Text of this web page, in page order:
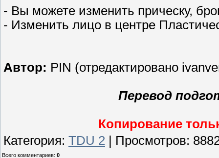
- Вы можете изменить прическу,
- Изменить лицо в центре
Автор: PIN (отредактировано
Перевод
Копирование
Категория: TDU 2 Просмотров:
Всего комментариев: 0